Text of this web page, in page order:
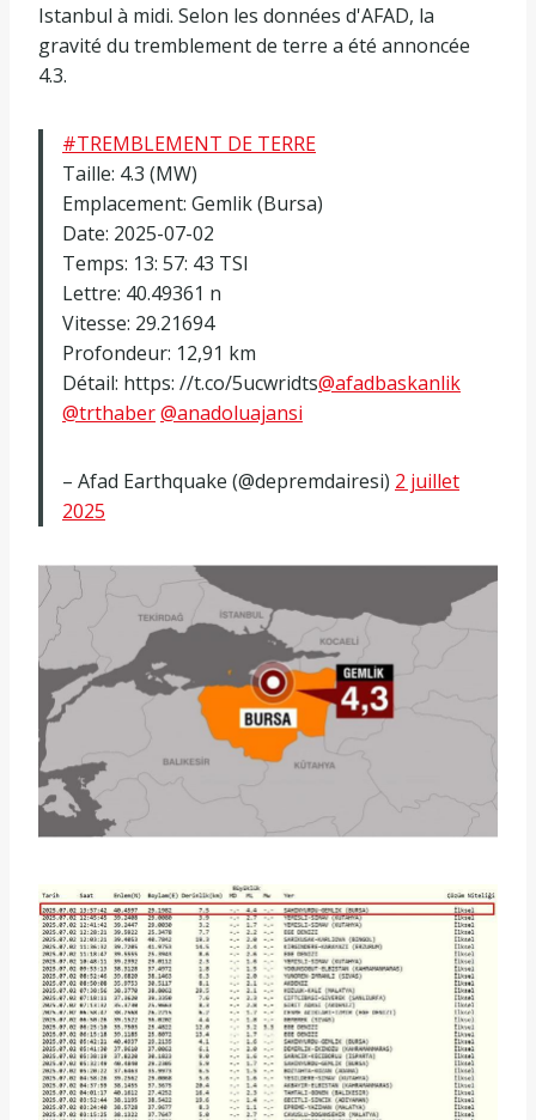
Istanbul à midi. Selon les données d'AFAD, la
gravité du tremblement de terre a été annoncée
4.3.
#TREMBLEMENT DE TERRE
Taille: 4.3 (MW)
Emplacement: Gemlik (Bursa)
Date: 2025-07-02
Temps: 13: 57: 43 TSI
Lettre: 40.49361 n
Vitesse: 29.21694
Profondeur: 12,91 km
Détail: https: //t.co/5ucwridts@afadbaskanlik
@trthaber@anadoluajansi
– Afad Earthquake (@depremdairesi) 2 juillet
2025